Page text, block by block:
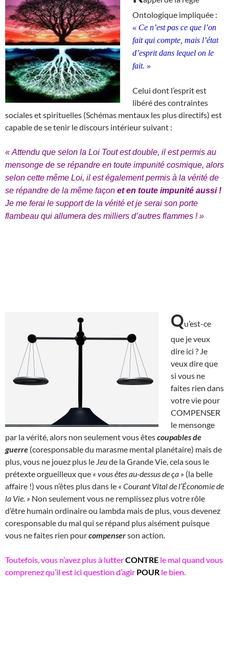
Ontologique impliquée :
« Ce n’est pas ce que l’on
fait qui compte, mais l’état
d’esprit dans lequel on le
fait. »
Celui dont l’esprit est
libéré des contraintes
sociales et spirituelles (Schémas mentaux les plus directifs) est
capable de se tenir le discours intérieur suivant :
« Attendu que selon la Loi Tout est double, il est permis au
mensonge de se répandre en toute impunité cosmique, alors
selon cette même Loi, il est également permis à la vérité de
se répandre de la même façon et en toute impunité aussi !
Je me ferai le support de la vérité et je serai son porte
flambeau qui allumera des milliers d’autres flammes ! »
Qu’est-ce
que je veux
dire ici ? Je
veux dire que
si vous ne
faites rien dans
votre vie pour
COMPENSER
le mensonge
par la vérité, alors non seulement vous êtescoupables de
guerre (coresponsable du marasme mental planétaire) mais de
plus, vous ne jouez plus le Jeude la Grande Vie, cela sous le
prétexte orgueilleux que « vous êtes au-dessus de ça » (la belle
affaire !) vous n’êtes plus dans le « Courant Vital de l’Économie de
la Vie. » Non seulement vous ne remplissez plus votre rôle
d’être humain ordinaire ou lambda mais de plus, vous devenez
coresponsable du mal qui se répand plus aisément puisque
vous ne faites rien pourcompenserson action.
Toutefois, vous n’avez plus à lutterCONTRE le mal quand vous
comprenez qu’il est ici question d’agir POUR le bien.